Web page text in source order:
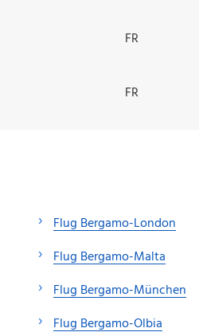
FR
FR
Flug Bergamo-London
Flug Bergamo-Malta
Flug Bergamo-München
Flug Bergamo-Olbia